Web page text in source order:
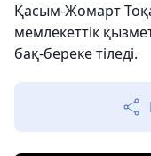
Қасым-Жомарт
мемлекеттік
бақ-береке тіледі.